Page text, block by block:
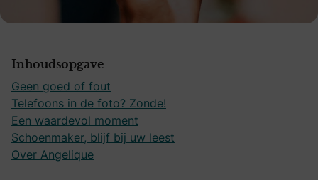
Inhoudsopgave
Geen goed of fout
Telefoons in de foto? Zonde!
Een waardevol moment
Schoenmaker, blijf bij uw leest
Over Angelique